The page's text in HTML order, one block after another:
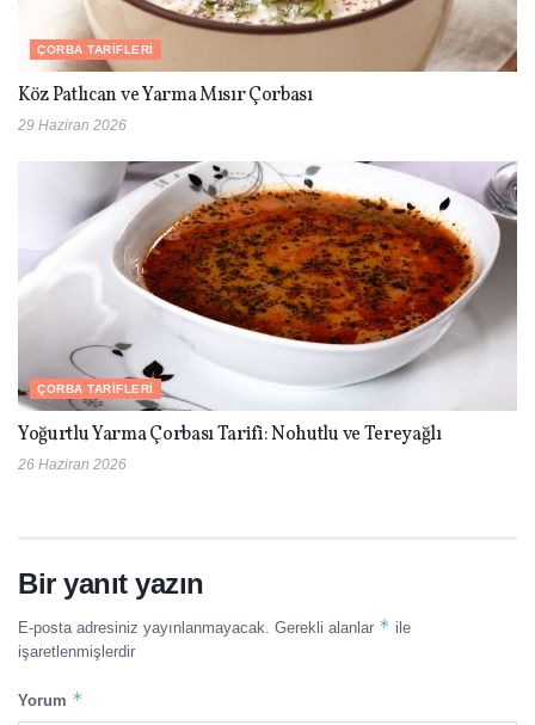
ÇORBA TARIFLERI
Köz Patlıcan ve Yarma Mısır Çorbası
29 Haziran 2026
ÇORBA TARIFLERI
Yoğurtlu Yarma Çorbası Tarifi: Nohutlu ve Tereyağlı
26 Haziran 2026
Bir yanıt yazın
E-posta adresiniz yayınlanmayacak. Gerekli alanlar * ile
işaretlenmişlerdir
Yorum *